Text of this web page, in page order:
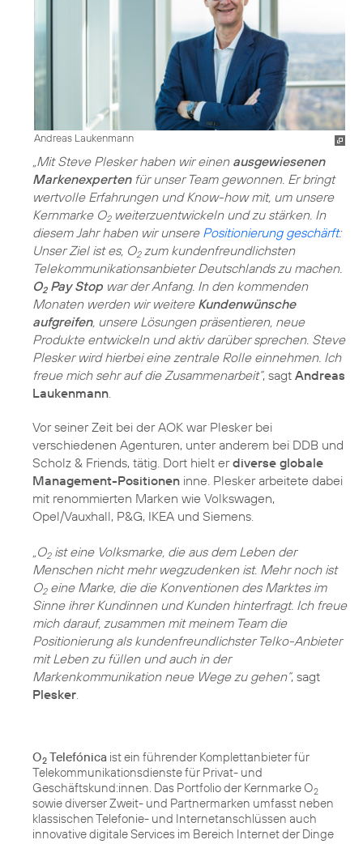
Andreas Laukenmann
„Mit Steve Plesker haben wir einen ausgewiesenen
Markenexpertenfür unser Team gewonnen. Er bringt
wertvolle Erfahrungen und Know-how mit, um unsere
Kernmarke O2weiterzuentwickeln und zu stärken. In
diesem Jahr haben wir unsere Positionierung geschärft:
Unser Ziel ist es, O2zum kundenfreundlichsten
Telekommunikationsanbieter Deutschlands zu machen.
O2Pay Stop war der Anfang. In den kommenden
Monaten werden wir weitere Kundenwünsche
aufgreifen, unsere Lösungen präsentieren, neue
Produkte entwickeln und aktiv darüber sprechen. Steve
Plesker wird hierbei eine zentrale Rolle einnehmen. Ich
freue mich sehr auf die Zusammenarbeit“, sagt Andreas
Laukenmann.
Vor seiner Zeit bei der AOK war Plesker bei
verschiedenen Agenturen, unter anderem bei DDB und
Scholz & Friends, tätig. Dort hielt erdiverse globale
Management-Positionen inne. Plesker arbeitete dabei
mit renommierten Marken wie Volkswagen,
Opel/Vauxhall, P&G, IKEA und Siemens.
„O2ist eine Volksmarke, die aus dem Leben der
Menschen nicht mehr wegzudenken ist. Mehr noch ist
O2eine Marke, die die Konventionen des Marktes im
Sinne ihrer Kundinnen und Kunden hinterfragt. Ich freue
mich darauf, zusammen mit meinem Team die
Positionierung als kundenfreundlichster Telko-Anbieter
mit Leben zu füllen und auch in der
Markenkommunikation neue Wege zu gehen“, sagt
Plesker.
O2 Telefónica ist ein führender Komplettanbieter für
Telekommunikationsdienste für Privat- und
Geschäftskund:innen. Das Portfolio der Kernmarke O2
sowie diverser Zweit- und Partnermarken umfasst neben
klassischen Telefonie- und Internetanschlüssen auch
innovative digitale Services im Bereich Internet der Dinge